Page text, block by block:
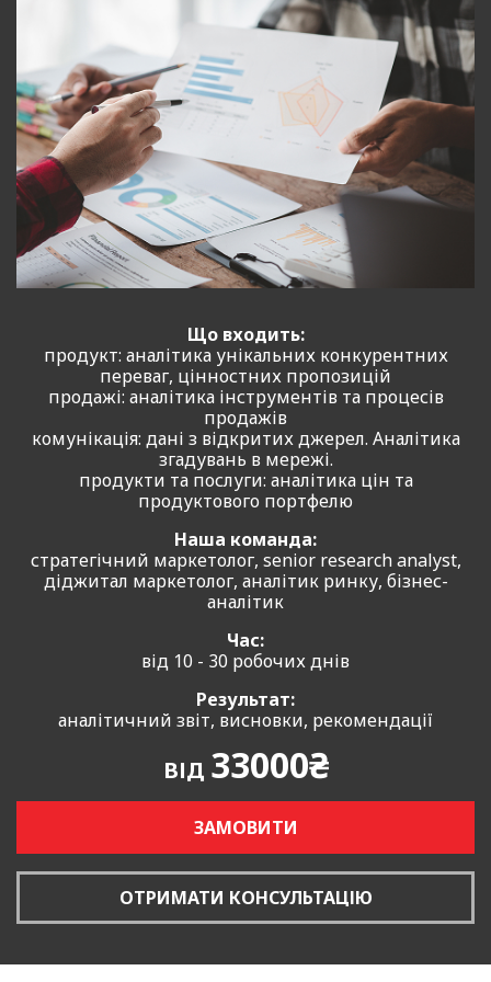
Що входить:
продукт: аналітика унікальних конкурентних
переваг, цінностних пропозицій
продажі: аналітика інструментів та процесів
продажів
комунікація: дані з відкритих джерел. Аналітика
згадувань в мережі.
продукти та послуги: аналітика цін та
продуктового портфелю
Наша команда:
стратегічний маркетолог, senior research analyst,
діджитал маркетолог, аналітик ринку, бізнес-
аналітик
Час:
від 10 - 30 робочих днів
Результат:
аналітичний звіт, висновки, рекомендації
ВІД 33000₴
ЗАМОВИТИ
ОТРИМАТИ КОНСУЛЬТАЦІЮ